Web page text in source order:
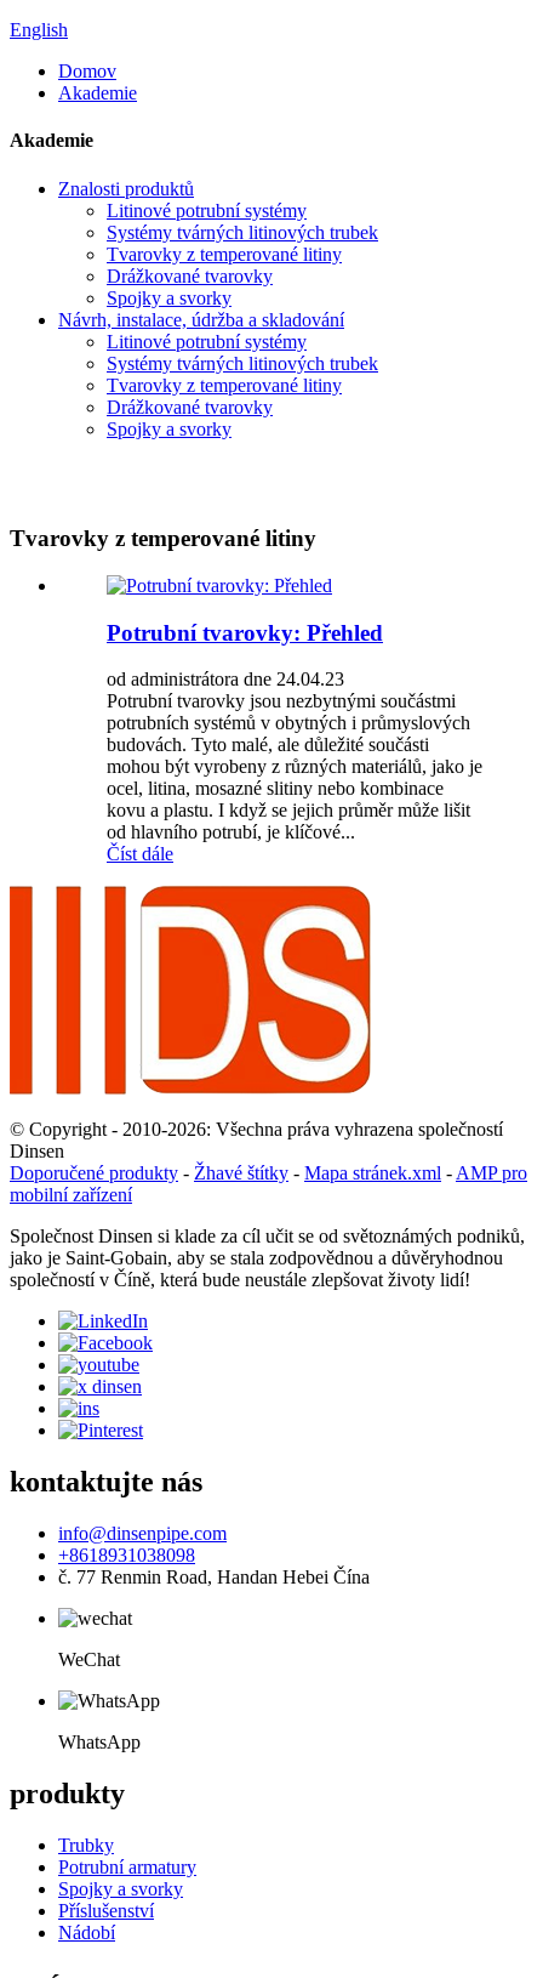
English
Domov
Akademie
Akademie
Znalosti produktů
Litinové potrubní systémy
Systémy tvárných litinových trubek
Tvarovky z temperované litiny
Drážkované tvarovky
Spojky a svorky
Návrh, instalace, údržba a skladování
Litinové potrubní systémy
Systémy tvárných litinových trubek
Tvarovky z temperované litiny
Drážkované tvarovky
Spojky a svorky
Tvarovky z temperované litiny
Potrubní tvarovky: Přehled
od administrátora dne 24.04.23
Potrubní tvarovky jsou nezbytnými součástmi
potrubních systémů v obytných i průmyslových
budovách. Tyto malé, ale důležité součásti
mohou být vyrobeny z různých materiálů, jako je
ocel, litina, mosazné slitiny nebo kombinace
kovu a plastu. I když se jejich průměr může lišit
od hlavního potrubí, je klíčové...
Číst dále
© Copyright - 2010-2026: Všechna práva vyhrazena společností
Dinsen
Doporučené produkty - Žhavé štítky - Mapa stránek.xml -AMP pro
mobilní zařízení
Společnost Dinsen si klade za cíl učit se od světoznámých podniků,
jako je Saint-Gobain, aby se stala zodpovědnou a důvěryhodnou
společností v Číně, která bude neustále zlepšovat životy lidí!
kontaktujte nás
info@dinsenpipe.com
+8618931038098
č. 77 Renmin Road, Handan Hebei Čína
WeChat
WhatsApp
produkty
Trubky
Potrubní armatury
Spojky a svorky
Příslušenství
Nádobí